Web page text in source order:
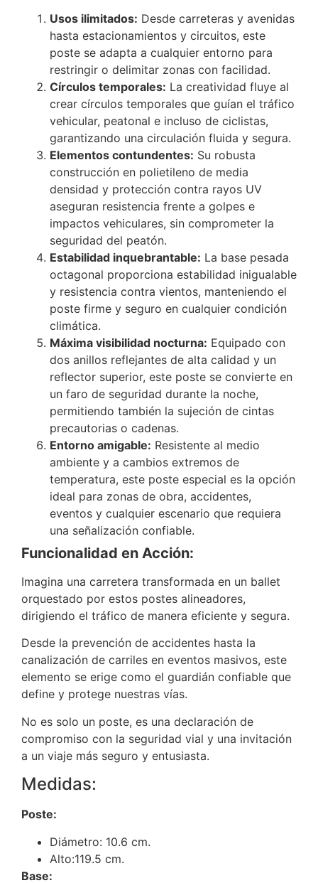
Usos ilimitados: Desde carreteras y avenidas
hasta estacionamientos y circuitos, este
poste se adapta a cualquier entorno para
restringir o delimitar zonas con facilidad.
Círculos temporales: La creatividad fluye al
crear círculos temporales que guían el tráfico
vehicular, peatonal e incluso de ciclistas,
garantizando una circulación fluida y segura.
Elementos contundentes: Su robusta
construcción en polietileno de media
densidad y protección contra rayos UV
aseguran resistencia frente a golpes e
impactos vehiculares, sin comprometer la
seguridad del peatón.
Estabilidad inquebrantable: La base pesada
octagonal proporciona estabilidad inigualable
y resistencia contra vientos, manteniendo el
poste firme y seguro en cualquier condición
climática.
Máxima visibilidad nocturna: Equipado con
dos anillos reflejantes de alta calidad y un
reflector superior, este poste se convierte en
un faro de seguridad durante la noche,
permitiendo también la sujeción de cintas
precautorias o cadenas.
Entorno amigable: Resistente al medio
ambiente y a cambios extremos de
temperatura, este poste especial es la opción
ideal para zonas de obra, accidentes,
eventos y cualquier escenario que requiera
una señalización confiable.
Funcionalidad en Acción:
Imagina una carretera transformada en un ballet
orquestado por estos postes alineadores,
dirigiendo el tráfico de manera eficiente y segura.
Desde la prevención de accidentes hasta la
canalización de carriles en eventos masivos, este
elemento se erige como el guardián confiable que
define y protege nuestras vías.
No es solo un poste, es una declaración de
compromiso con la seguridad vial y una invitación
a un viaje más seguro y entusiasta.
Medidas:
Poste:
Diámetro: 10.6 cm.
Alto:119.5 cm.
Base: